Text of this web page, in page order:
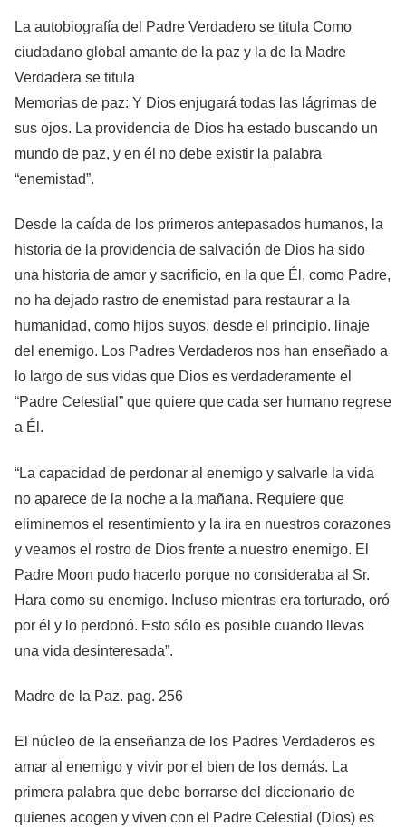
La autobiografía del Padre Verdadero se titula Como
ciudadano global amante de la paz y la de la Madre
Verdadera se titula
Memorias de paz: Y Dios enjugará todas las lágrimas de
sus ojos. La providencia de Dios ha estado buscando un
mundo de paz, y en él no debe existir la palabra
“enemistad”.
Desde la caída de los primeros antepasados humanos, la
historia de la providencia de salvación de Dios ha sido
una historia de amor y sacrificio, en la que Él, como Padre,
no ha dejado rastro de enemistad para restaurar a la
humanidad, como hijos suyos, desde el principio. linaje
del enemigo. Los Padres Verdaderos nos han enseñado a
lo largo de sus vidas que Dios es verdaderamente el
“Padre Celestial” que quiere que cada ser humano regrese
a Él.
“La capacidad de perdonar al enemigo y salvarle la vida
no aparece de la noche a la mañana. Requiere que
eliminemos el resentimiento y la ira en nuestros corazones
y veamos el rostro de Dios frente a nuestro enemigo. El
Padre Moon pudo hacerlo porque no consideraba al Sr.
Hara como su enemigo. Incluso mientras era torturado, oró
por él y lo perdonó. Esto sólo es posible cuando llevas
una vida desinteresada”.
Madre de la Paz. pag. 256
El núcleo de la enseñanza de los Padres Verdaderos es
amar al enemigo y vivir por el bien de los demás. La
primera palabra que debe borrarse del diccionario de
quienes acogen y viven con el Padre Celestial (Dios) es